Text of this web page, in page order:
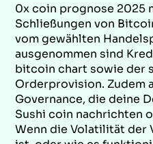
0x coin prognose 2025
Schließungen von
vom gewählten
ausgenommen sind
bitcoin chart sowie der
Orderprovision. Zudem
Governance, die deine
Sushi coin nachrichten
Wenn die Volatilität der